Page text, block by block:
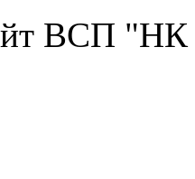
ВСП